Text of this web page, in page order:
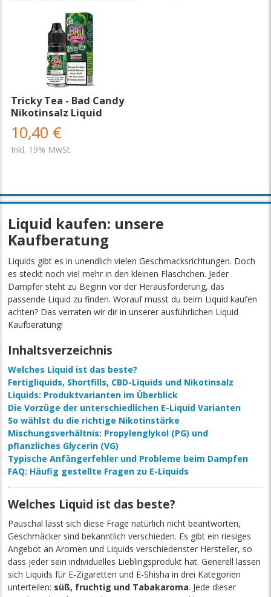
Tricky Tea - Bad Candy
Nikotinsalz Liquid
10,40 €
Inkl. 19% MwSt.
Liquid kaufen: unsere
Kaufberatung
Liquids gibt es in unendlich vielen Geschmacksrichtungen. Doch
es steckt noch viel mehr in den kleinen Fläschchen. Jeder
Dampfer steht zu Beginn vor der Herausforderung, das
passende Liquid zu finden. Worauf musst du beim Liquid kaufen
achten? Das verraten wir dir in unserer ausführlichen Liquid
Kaufberatung!
Inhaltsverzeichnis
Welches Liquid ist das beste?
Fertigliquids, Shortfills, CBD-Liquids und Nikotinsalz
Liquids: Produktvarianten im Überblick
Die Vorzüge der unterschiedlichen E-Liquid Varianten
So wählst du die richtige Nikotinstärke
Mischungsverhältnis: Propylenglykol (PG) und
pflanzliches Glycerin (VG)
Typische Anfängerfehler und Probleme beim Dampfen
FAQ: Häufig gestellte Fragen zu E-Liquids
Welches Liquid ist das beste?
Pauschal lässt sich diese Frage natürlich nicht beantworten,
Geschmäcker sind bekanntlich verschieden. Es gibt ein riesiges
Angebot an Aromen und Liquids verschiedenster Hersteller, so
dass jeder sein individuelles Lieblingsprodukt hat. Generell lassen
sich Liquids für E-Zigaretten und E-Shisha in drei Kategorien
unterteilen: süß, fruchtig und Tabakaroma. Jede dieser